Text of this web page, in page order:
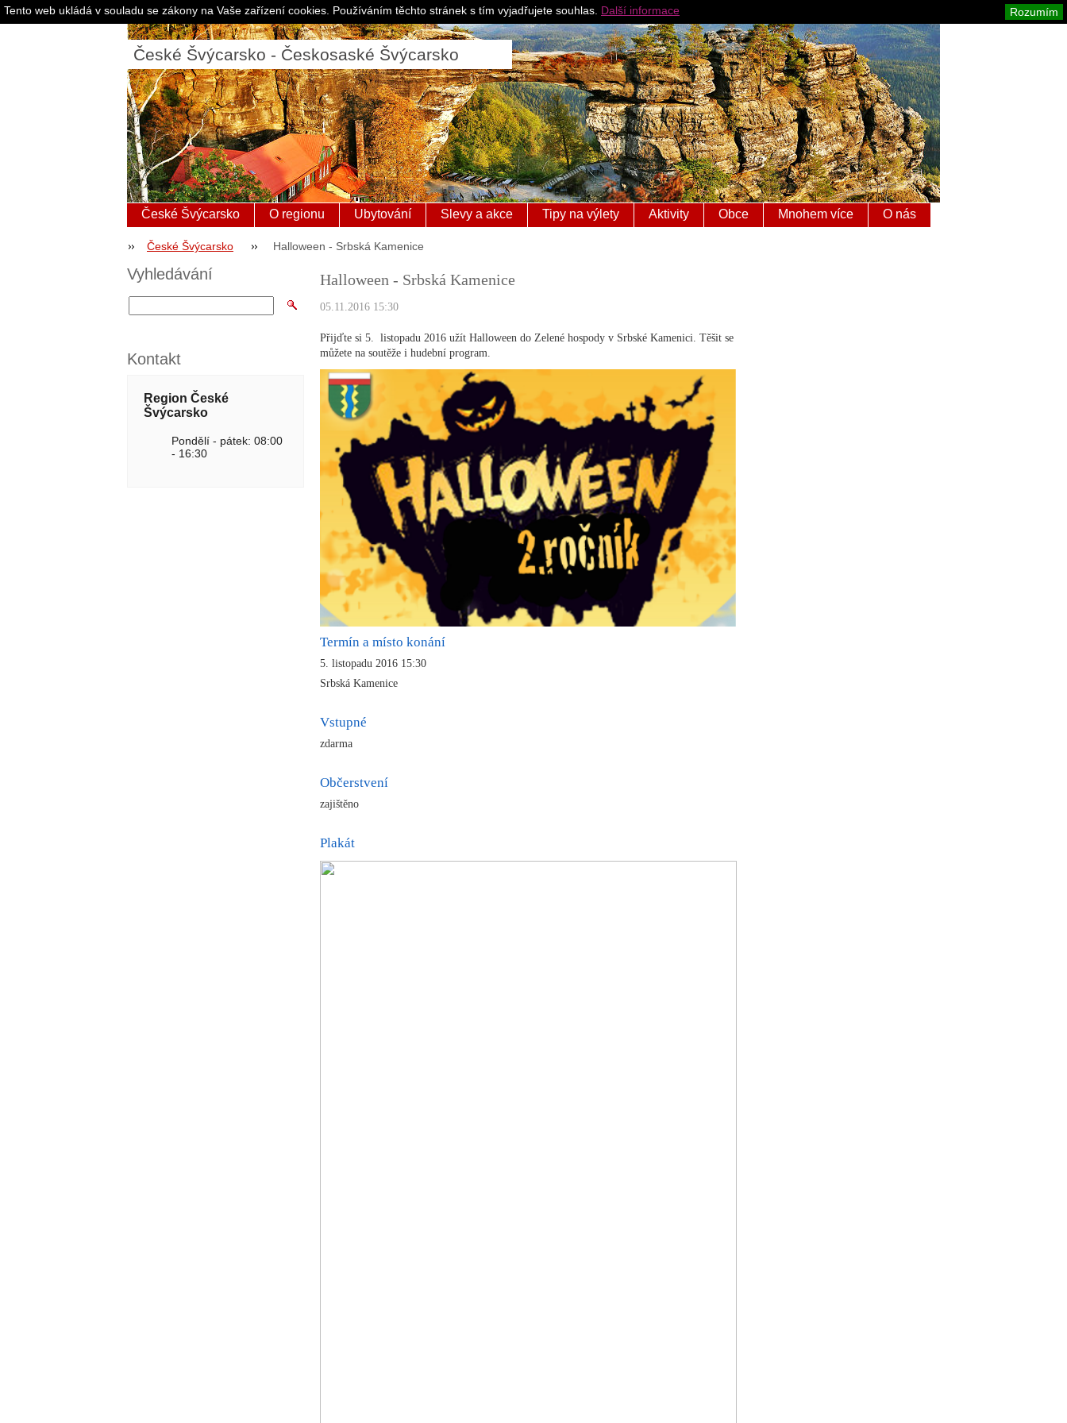
České Švýcarsko - Českosaské Švýcarsko
Pro ubytovatele
České Švýcarsko O regionu Ubytování Slevy a akce Tipy na výlety Aktivity Obce Mnohem více O nás
České Švýcarsko Halloween - Srbská Kamenice
Halloween - Srbská Kamenice
05.11.2016 15:30
Přijďte si 5. listopadu 2016 užít Halloween do Zelené hospody v Srbské Kamenici. Těšit se
můžete na soutěže i hudební program.
Termín a místo konání
5. listopadu 2016 15:30
Srbská Kamenice
Vstupné
zdarma
Občerstvení
zajištěno
Plakát
Vyhledávání
Kontakt
Region České
Švýcarsko
Pondělí - pátek: 08:00
- 16:30
Tento web ukládá v souladu se zákony na Vaše zařízení cookies. Používáním těchto stránek s tím vyjadřujete souhlas. Rozumím
Další informace